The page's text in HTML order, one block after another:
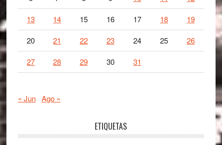
13 14 15 16 17 18 19
20 21 22 23 24 25 26
27 28 29 30 31
« Jun Ago »
ETIQUETAS